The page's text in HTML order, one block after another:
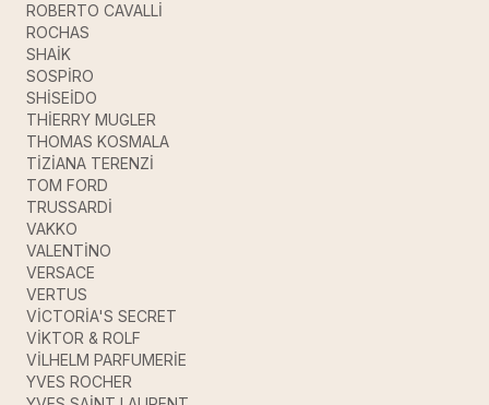
ROBERTO CAVALLİ
ROCHAS
SHAİK
SOSPİRO
SHİSEİDO
THİERRY MUGLER
THOMAS KOSMALA
TİZİANA TERENZİ
TOM FORD
TRUSSARDİ
VAKKO
VALENTİNO
VERSACE
VERTUS
VİCTORİA'S SECRET
VİKTOR & ROLF
VİLHELM PARFUMERİE
YVES ROCHER